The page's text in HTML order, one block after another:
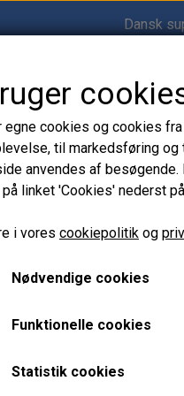
Dansk
Zink Anode 18–20” – 3-Bladet
Gori Zink
Foldepropel
207,00 kr.
Zink anode til Gori 3-
egne cookies og cookies
til markedsføring og
anvendes af
linket 'Cookies' nederst
i vores cookiepolitik og
Nødvendige cookies
Funktionelle cookies
Statistik cookies